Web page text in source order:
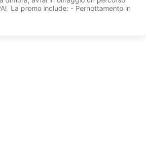
La promo include: - Pernottamento in